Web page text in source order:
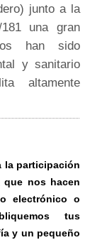
junto a la
una gran
han sido
y sanitario
altamente
la participación
que nos hacen
electrónico o
tus
y un pequeño